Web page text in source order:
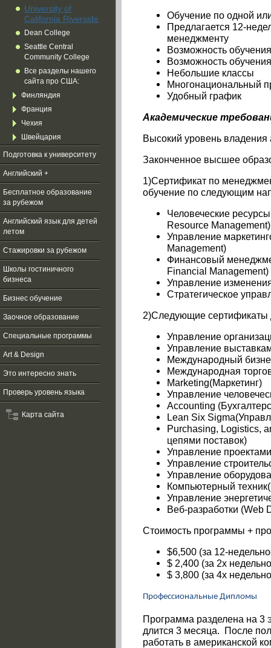
University of
California Riverside
Dean College
Seattle Central
Community College
Все разделы нашего
сайта про США:
Финляндия
Франция
Чехия
Швейцария
Подготовка к университету
Английский +
Бесплатное образование
за рубежом
Aнглийский язык для детей
летом
Стажировки за рубежом
Школы гостиничного
бизнеса
Бизнес обучение
Заочное образование
Специальные программы
Art & Design
Это интересно знать
Проверь уровень языка
Карта сайта
Обучение по одной
Предлагается 12-
менеджменту
Возможность
Возможность
Небольшие классы
Многонациональный
Удобный график
Академические
Высокий уровень
Законченное высшее
1)Сертификат по
обучение по следующим
Человеческие ресурсы
Resource Management)
Управление
Management)
Финансовый
Financial Management)
Управление
Стратегическое
2)Следующие сертификаты
Управление
Управление
Международный
Международная
Marketing(Маркетинг)
Управление
Accounting
Lean Six
Purchasing, Logistics,
цепями поставок)
Управление проектами
Управление
Управление
Компьютерный техник
Управление
Веб-разработки (Web
Стоимость программы +
$6,500 (за 12-
$ 2,400 (за 2х
$ 3,800 (за 4х
Профессиональные Дипломы
Программа разделена на 3
длится 3 месяца. После
работать в американской